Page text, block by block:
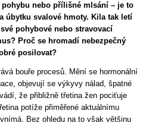
nebo přílišné mlsání – je to
úbytku svalové hmoty. Kila tak letí
pohybové nebo stravovací
Proč se hromadí nebezpečný
posilovat?
bouře procesů. Mění se hormonální
objevují se výkyvy nálad, špatné
že přibližně třetina žen pociťuje
potíže přiměřené aktuálnímu
Bez ohledu na to však většinu